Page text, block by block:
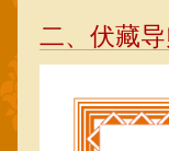
二、伏藏